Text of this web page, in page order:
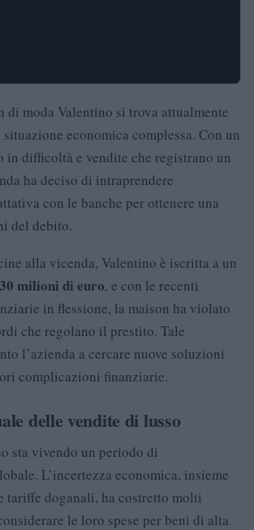
di moda Valentino si trova attualmente
economica complessa. Con un
in difficoltà e vendite che registrano un
ha deciso di intraprendere
con le banche per ottenere una
del debito.
alla vicenda, Valentino è iscritta a un
milioni di euro, e con le recenti
in flessione, la maison ha violato
che regolano il prestito. Tale
l’azienda a cercare nuove soluzioni
complicazioni finanziarie.
delle vendite di lusso
sta vivendo un periodo di
L’incertezza economica, insieme
tariffe doganali, ha costretto molti
le loro spese per beni di alta